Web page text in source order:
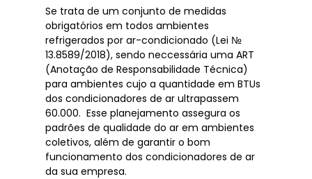
Se trata de um conjunto de medidas
obrigatórios em todos ambientes
refrigerados por ar-condicionado (Lei №
13.8589/2018), sendo neccessária uma ART
(Anotação de Responsabilidade Técnica)
para ambientes cujo a quantidade em BTUs
dos condicionadores de ar ultrapassem
60.000. Esse planejamento assegura os
padrões de qualidade do ar em ambientes
coletivos, além de garantir o bom
funcionamento dos condicionadores de ar
da sua empresa.